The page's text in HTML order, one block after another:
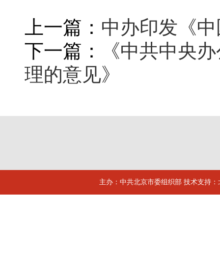
上一篇： 中办印发《
下一篇：
《中共中央
理的意见》
主办：中共北京市委组织部 技术支持